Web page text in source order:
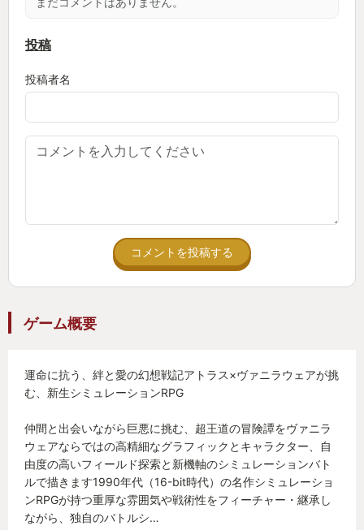
投稿
投稿者名
コメントを投稿する
ゲーム概要
運命に抗う、絆と愛の幻想戦記アトラス×ヴァニラウェアが挑
む、新生シミュレーションRPG
仲間と出会いながら巨悪に挑む、超王道の冒険譚をヴァニラ
ウェアならではの高精細なグラフィックとキャラクター、自
由度の高いフィールド探索と新機軸のシミュレーションバト
ルで描きます1990年代（16-bit時代）の名作シミュレーショ
ンRPGが持つ重厚な雰囲気や戦術性をフィーチャー・継承し
ながら、独自のバトルシ…